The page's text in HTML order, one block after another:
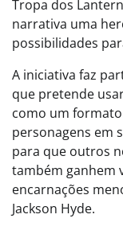
Tropa dos
narrativa uma
possibilidades
A iniciativa faz
que pretende
como um
personagens em
para que outros
também ganhem
encarnações
Jackson Hyde.